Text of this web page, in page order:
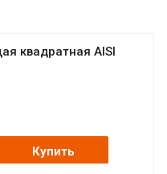
квадратная AISI
Купить